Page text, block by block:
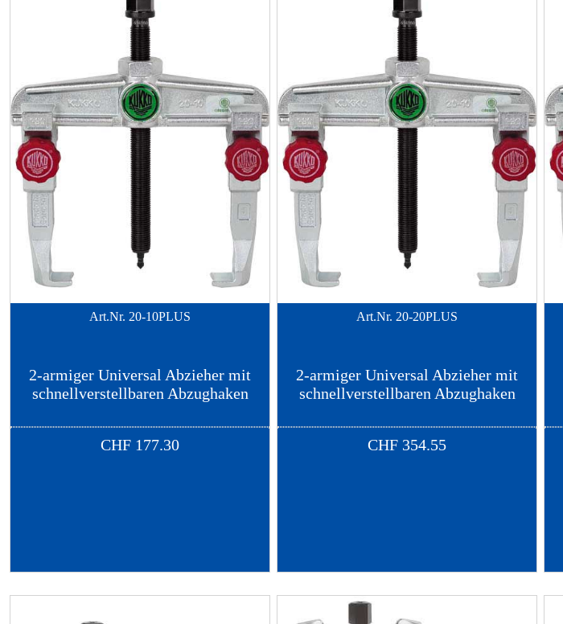
Art.Nr. 20-10PLUS
2-armiger Universal Abzieher mit
schnellverstellbaren Abzughaken
CHF 177.30
Art.Nr. 20-20PLUS
2-armiger Universal Abzieher mit
schnellverstellbaren Abzughaken
CHF 354.55